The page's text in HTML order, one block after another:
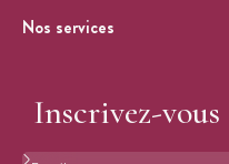
Nos services
Inscrivez-